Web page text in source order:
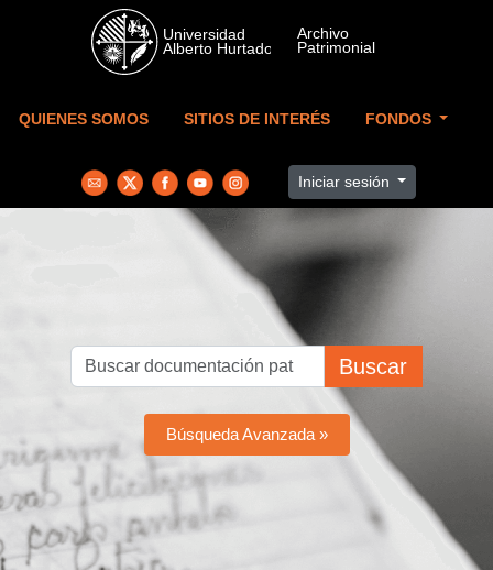
Skip to main content
QUIENES SOMOS SITIOS DE INTERÉS FONDOS
Iniciar sesión
Buscar
Búsqueda Avanzada »